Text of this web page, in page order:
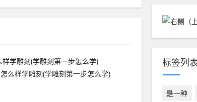
怎么样学雕刻(学雕刻第一步怎么学)
标签列
是一种